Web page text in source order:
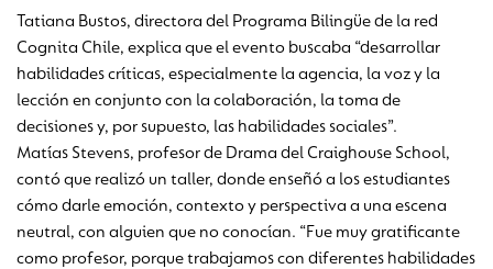
Tatiana Bustos, directora del Programa Bilingüe de la red
Cognita Chile, explica que el evento buscaba “desarrollar
habilidades críticas, especialmente la agencia, la voz y la
lección en conjunto con la colaboración, la toma de
decisiones y, por supuesto, las habilidades sociales”.
Matías Stevens, profesor de Drama del Craighouse School,
contó que realizó un taller, donde enseñó a los estudiantes
cómo darle emoción, contexto y perspectiva a una escena
neutral, con alguien que no conocían. “Fue muy gratificante
como profesor, porque trabajamos con diferentes habilidades